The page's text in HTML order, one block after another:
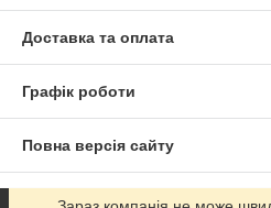
Доставка та оплата
Графік роботи
Повна версія сайту
Сайт створено на маркетплейсі